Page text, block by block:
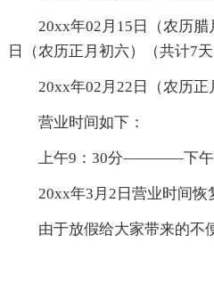
20xx年02月15日（农历腊
日（农历正月初六）（共计7天
20xx年02月22日（农历正
营业时间如下：
上午9：30分————下午
20xx年3月2日营业时间恢
由于放假给大家带来的不便